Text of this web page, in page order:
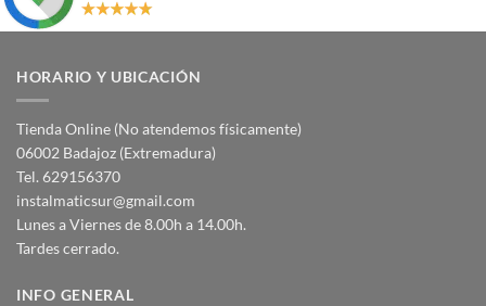
HORARIO Y UBICACIÓN
Tienda Online (No atendemos físicamente)
06002 Badajoz (Extremadura)
Tel. 629156370
instalmaticsur@gmail.com
Lunes a Viernes de 8.00h a 14.00h.
Tardes cerrado.
INFO GENERAL